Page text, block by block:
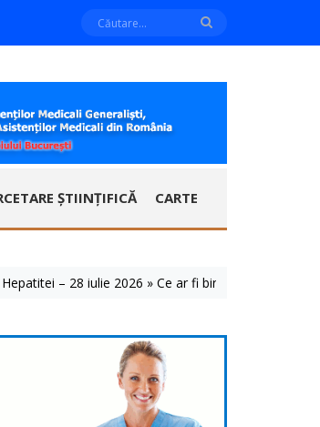
ȘTIINȚIFICĂ CARTE
– 28 iulie 2026 » Ce ar fi bine să știm despre